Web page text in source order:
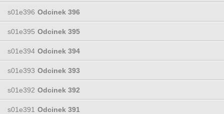
s01e396 Odcinek 396
s01e395 Odcinek 395
s01e394 Odcinek 394
s01e393 Odcinek 393
s01e392 Odcinek 392
s01e391 Odcinek 391